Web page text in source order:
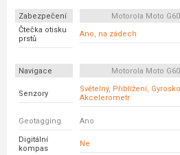
Zabezpečení Motorola Moto G60
Čtečka otisku
prstů
Ano, na zádech
Navigace Motorola Moto G60
Senzory
Světelný, Přiblížení,
Akcelerometr
Geotagging Ano
Digitální
kompas
Ne